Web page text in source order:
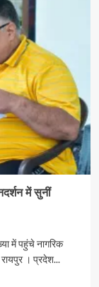
में सुनीं
में पहुंचे नागरिक
रायपुर । प्रदेश...